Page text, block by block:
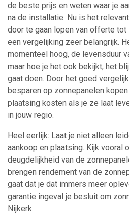
de beste prijs en weten waar je
na de installatie. Nu is het
door te gaan lopen van offerte
een vergelijking zeer belangrijk.
momenteel hoog, de levensduur
maar hoe je het ook bekijkt, het
gaat doen. Door het goed
besparen op zonnepanelen
plaatsing kosten als je ze laat
in jouw regio.
Heel eerlijk: Laat je niet alleen
aankoop en plaatsing. Kijk vooral
deugdelijkheid van de
brengen rendement van de
gaat dat je dat immers meer
garantie ingeval je besluit om
Nijkerk.